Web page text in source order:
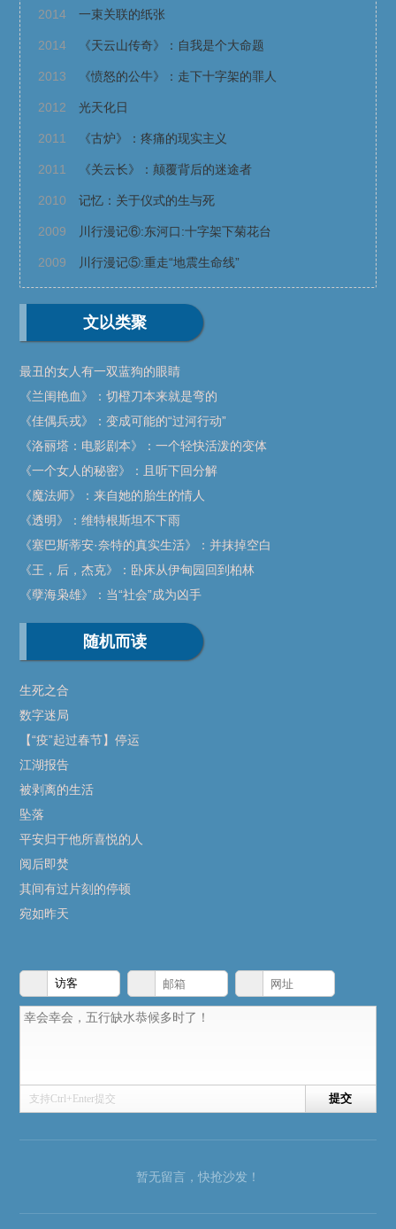
2014 一束关联的纸张
2014 《天云山传奇》：自我是个大命题
2013 《愤怒的公牛》：走下十字架的罪人
2012 光天化日
2011 《古炉》：疼痛的现实主义
2011 《关云长》：颠覆背后的迷途者
2010 记忆：关于仪式的生与死
2009 川行漫记⑥:东河口:十字架下菊花台
2009 川行漫记⑤:重走“地震生命线”
文以类聚
最丑的女人有一双蓝狗的眼睛
《兰闺艳血》：切橙刀本来就是弯的
《佳偶兵戎》：变成可能的“过河行动”
《洛丽塔：电影剧本》：一个轻快活泼的变体
《一个女人的秘密》：且听下回分解
《魔法师》：来自她的胎生的情人
《透明》：维特根斯坦不下雨
《塞巴斯蒂安·奈特的真实生活》：并抹掉空白
《王，后，杰克》：卧床从伊甸园回到柏林
《孽海枭雄》：当“社会”成为凶手
随机而读
生死之合
数字迷局
【“疫”起过春节】停运
江湖报告
被剥离的生活
坠落
平安归于他所喜悦的人
阅后即焚
其间有过片刻的停顿
宛如昨天
支持Ctrl+Enter提交
暂无留言，快抢沙发！